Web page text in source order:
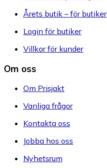
Årets butik – för butiker
Login för butiker
Villkor för kunder
Om oss
Om Prisjakt
Vanliga frågor
Kontakta oss
Jobba hos oss
Nyhetsrum